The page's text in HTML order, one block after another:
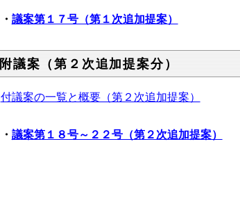
・ 議案第１７号（第１次追加提案）
附議案（第２次追加提案分）
付議案の一覧と概要（第２次追加提案）
・ 議案第１８号～２２号（第２次追加提案）